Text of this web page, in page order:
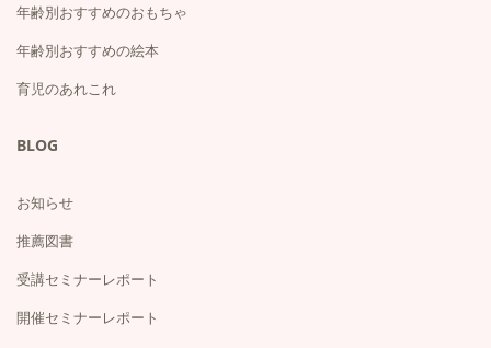
年齢別おすすめのおもちゃ
年齢別おすすめの絵本
育児のあれこれ
BLOG
お知らせ
推薦図書
受講セミナーレポート
開催セミナーレポート